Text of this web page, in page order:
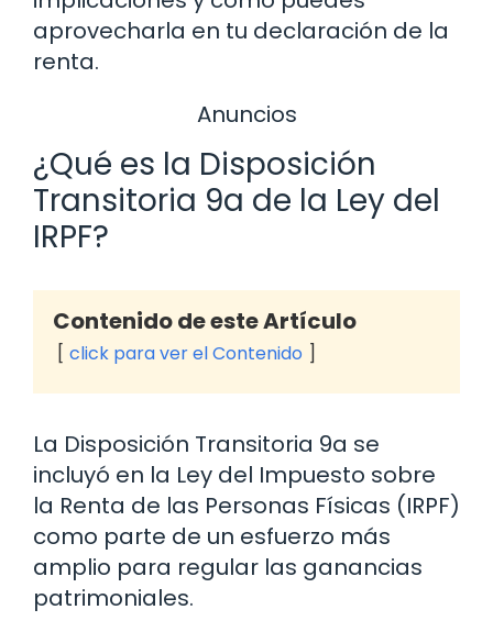
aprovecharla en tu declaración de la
renta.
Anuncios
¿Qué es la Disposición
Transitoria 9a de la Ley del
IRPF?
Contenido de este Artículo
click para ver el Contenido
La Disposición Transitoria 9a se
incluyó en la Ley del Impuesto sobre
la Renta de las Personas Físicas (IRPF)
como parte de un esfuerzo más
amplio para regular las ganancias
patrimoniales.